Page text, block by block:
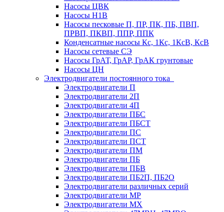
Насосы ЦВК
Насосы Н1В
Насосы песковые П, ПР, ПК, ПБ, ПВП,
ПРВП, ПКВП, ППР, ППК
Конденсатные насосы Кс, 1Кс, 1КсВ, КсВ
Насосы сетевые СЭ
Насосы ГрАТ, ГрАР, ГрАК грунтовые
Насосы ЦН
Электродвигатели постоянного тока
Электродвигатели П
Электродвигатели 2П
Электродвигатели 4П
Электродвигатели ПБС
Электродвигатели ПБСТ
Электродвигатели ПС
Электродвигатели ПСТ
Электродвигатели ПМ
Электродвигатели ПБ
Электродвигатели ПБВ
Электродвигатели ПБ2П, ПБ2О
Электродвигатели различных серий
Электродвигатели МР
Электродвигатели MX